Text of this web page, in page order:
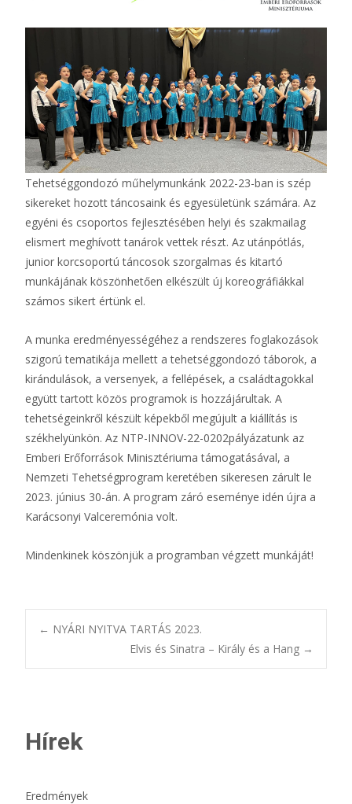
Tehetséggondozó műhelymunkánk 2022-23-ban is szép
sikereket hozott táncosaink és egyesületünk számára. Az
egyéni és csoportos fejlesztésében helyi és szakmailag
elismert meghívott tanárok vettek részt. Az utánpótlás,
junior korcsoportú táncosok szorgalmas és kitartó
munkájának köszönhetően elkészült új koreográfiákkal
számos sikert értünk el.
A munka eredményességéhez a rendszeres foglakozások
szigorú tematikája mellett a tehetséggondozó táborok, a
kirándulások, a versenyek, a fellépések, a családtagokkal
együtt tartott közös programok is hozzájárultak. A
tehetségeinkről készült képekből megújult a kiállítás is
székhelyünkön. Az NTP-INNOV-22-0202pályázatunk az
Emberi Erőforrások Minisztériuma támogatásával, a
Nemzeti Tehetségprogram keretében sikeresen zárult le
2023. június 30-án. A program záró eseménye idén újra a
Karácsonyi Valceremónia volt.
Mindenkinek köszönjük a programban végzett munkáját!
← NYÁRI NYITVA TARTÁS 2023.
Elvis és Sinatra – Király és a Hang →
Hírek
Eredmények